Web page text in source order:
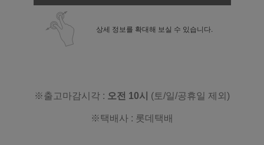
상세 정보를 확대해 보실 수 있습니다.
※출고마감시각 : 오전 10시 (토/일/공휴일 제외)
※택배사 : 롯데택배